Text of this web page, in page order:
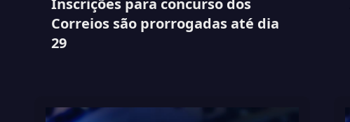
Inscrições para concurso dos
Correios são prorrogadas até dia
29